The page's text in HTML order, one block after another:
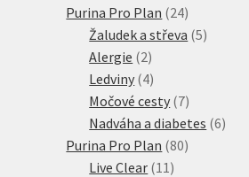
Purina Pro Plan 2424
produktů
Žaludek a střeva 55
Alergie 22
produkty
Ledviny 44
produkty
Močové cesty 77
produktů
Nadváha a diabetes 66
Purina Pro Plan 8080
Live Clear 11 11